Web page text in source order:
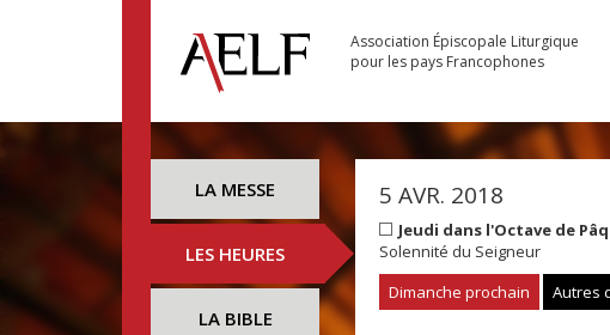
Association Épiscopale Liturgique
pour les pays Francophones
LA MESSE
LES HEURES
LA BIBLE
5 AVR. 2018
Jeudi dans l'Octave de
Solennité du Seigneur
Dimanche prochain
Autres